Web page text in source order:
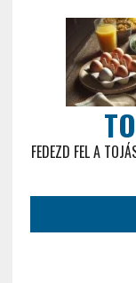
FEDEZD FEL A